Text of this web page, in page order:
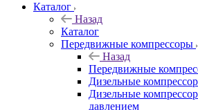
Каталог
Назад
Каталог
Передвижные компрессоры
Назад
Передвижные
Дизельные
Дизельные
давлением